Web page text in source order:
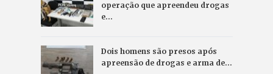
operação que apreendeu drogas
e…
Dois homens são presos após
apreensão de drogas e arma de…